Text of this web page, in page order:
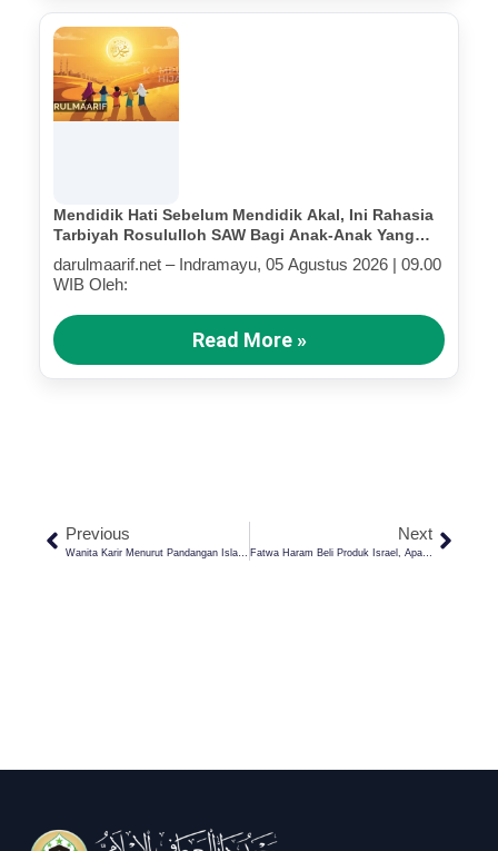
Mendidik Hati Sebelum Mendidik Akal, Ini Rahasia
Tarbiyah Rosululloh SAW Bagi Anak-Anak Yang
Terluka (Bagian III)
darulmaarif.net – Indramayu, 05 Agustus 2026 | 09.00
WIB Oleh:
Read More »
Previous Next
Fatwa Haram Beli Produk Israel, Apa Kata Hukum Fiqh?